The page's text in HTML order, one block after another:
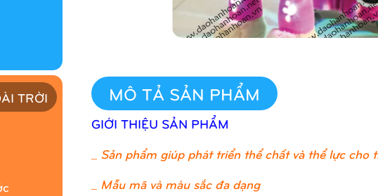
TRỜI
MÔ TẢ SẢN PHẨM
GIỚI THIỆU SẢN PHẨM
Sản phẩm giúp phát triển thể chất và thể lực cho
_ Mẫu mã và màu sắc đa dạng